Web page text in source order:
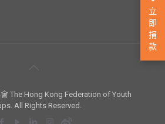
The Hong Kong Federation of Youth
All Rights Reserved.
立
即
捐
款